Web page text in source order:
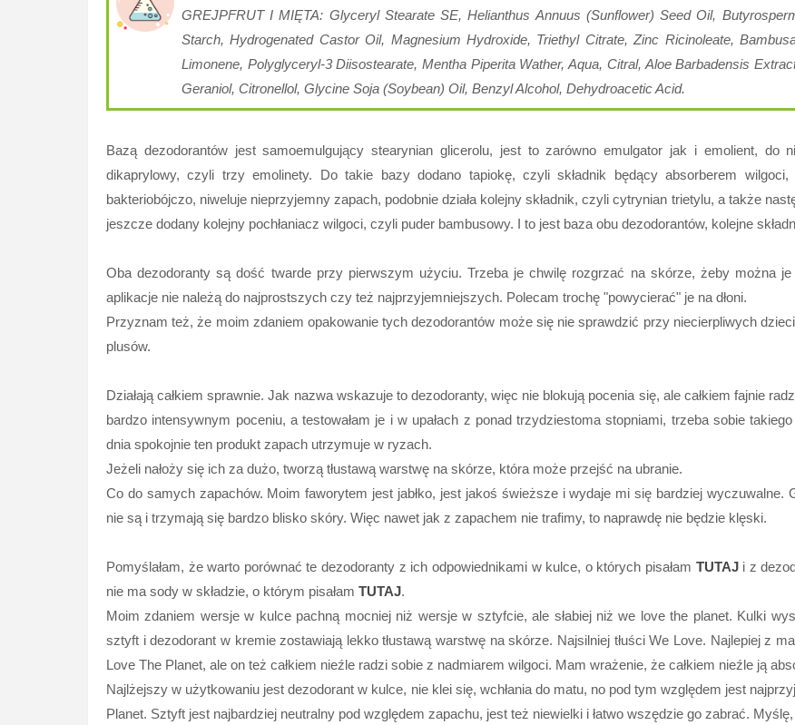
GREJPFRUT I MIĘTA: Glyceryl Stearate SE, Helianthus Annuus (Sunflower) Seed Oil,
Starch, Hydrogenated Castor Oil, Magnesium Hydroxide, Triethyl Citrate, Zinc Ricinoleate,
Limonene, Polyglyceryl-3 Diisostearate, Mentha Piperita Wather, Aqua, Citral, Aloe Barbadensis
Geraniol, Citronellol, Glycine Soja (Soybean) Oil, Benzyl Alcohol, Dehydroacetic Acid.
Bazą dezodorantów jest samoemulgujący stearynian glicerolu, jest to zarówno emulgator jak i emolient, do
dikaprylowy, czyli trzy emolinety. Do takie bazy dodano tapiokę, czyli składnik będący absorberem wilgoci,
bakteriobójczo, niweluje nieprzyjemny zapach, podobnie działa kolejny składnik, czyli cytrynian trietylu, a także
jeszcze dodany kolejny pochłaniacz wilgoci, czyli puder bambusowy. I to jest baza obu dezodorantów, kolejne
Oba dezodoranty są dość twarde przy pierwszym użyciu. Trzeba je chwilę rozgrzać na skórze, żeby można
aplikacje nie należą do najprostszych czy też najprzyjemniejszych. Polecam trochę "powycierać" je na dłoni.
Przyznam też, że moim zdaniem opakowanie tych dezodorantów może się nie sprawdzić przy niecierpliwych
plusów.
Działają całkiem sprawnie. Jak nazwa wskazuje to dezodoranty, więc nie blokują pocenia się, ale całkiem fajnie
bardzo intensywnym poceniu, a testowałam je i w upałach z ponad trzydziestoma stopniami, trzeba sobie
dnia spokojnie ten produkt zapach utrzymuje w ryzach.
Jeżeli nałoży się ich za dużo, tworzą tłustawą warstwę na skórze, która może przejść na ubranie.
Co do samych zapachów. Moim faworytem jest jabłko, jest jakoś świeższe i wydaje mi się bardziej wyczuwalne.
nie są i trzymają się bardzo blisko skóry. Więc nawet jak z zapachem nie trafimy, to naprawdę nie będzie klęski.
Pomyślałam, że warto porównać te dezodoranty z ich odpowiednikami w kulce, o których pisałam TUTAJi z
nie ma sody w składzie, o którym pisałam TUTAJ.
Moim zdaniem wersje w kulce pachną mocniej niż wersje w sztyfcie, ale słabiej niż we love the planet. Kulki
sztyft i dezodorant w kremie zostawiają lekko tłustawą warstwę na skórze. Najsilniej tłuści We Love. Najlepiej z
Love The Planet, ale on też całkiem nieźle radzi sobie z nadmiarem wilgoci. Mam wrażenie, że całkiem nieźle ją
Najlżejszy w użytkowaniu jest dezodorant w kulce, nie klei się, wchłania do matu, no pod tym względem jest
Planet. Sztyft jest najbardziej neutralny pod względem zapachu, jest też niewielki i łatwo wszędzie go zabrać.